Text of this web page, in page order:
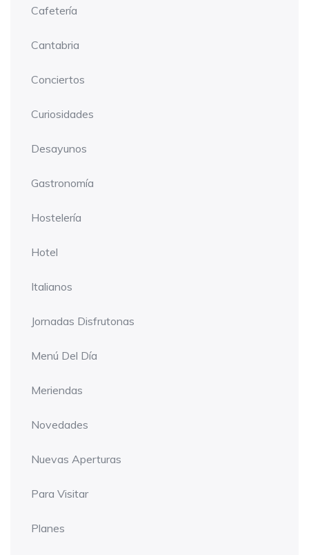
Cafetería
Cantabria
Conciertos
Curiosidades
Desayunos
Gastronomía
Hostelería
Hotel
Italianos
Jornadas Disfrutonas
Menú Del Día
Meriendas
Novedades
Nuevas Aperturas
Para Visitar
Planes